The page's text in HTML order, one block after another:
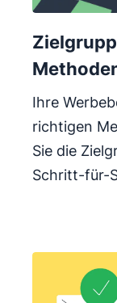
Ihre
richtigen
Sie die
Schritt-für-